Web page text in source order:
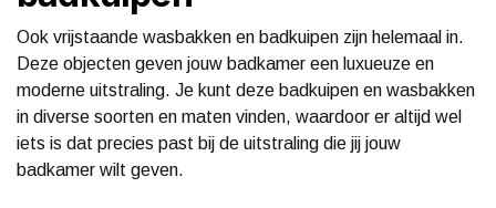
Ook vrijstaande wasbakken en badkuipen zijn helemaal in.
Deze objecten geven jouw badkamer een luxueuze en
moderne uitstraling. Je kunt deze badkuipen en wasbakken
in diverse soorten en maten vinden, waardoor er altijd wel
iets is dat precies past bij de uitstraling die jij jouw
badkamer wilt geven.